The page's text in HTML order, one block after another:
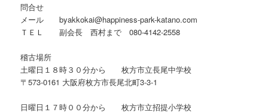
問合せ
メール byakkokai@happiness-park-katano.com
ＴＥＬ 副会長 西村まで 080-4142-2558
稽古場所
土曜日１８時３０分から 枚方市立長尾中学校
〒573-0161 大阪府枚方市長尾北町3-3-1
日曜日１７時００分から 枚方市立招提小学校